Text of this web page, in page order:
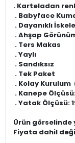
. Karteladan
. Babyface
. Dayanıklı
. Ahşap
. Ters Makas
. Yaylı
. Sandıksız
. Tek Paket
. Kolay
. Kanepe
. Yatak Ölçüsü:
Ürün görselinde
Fiyata dahil